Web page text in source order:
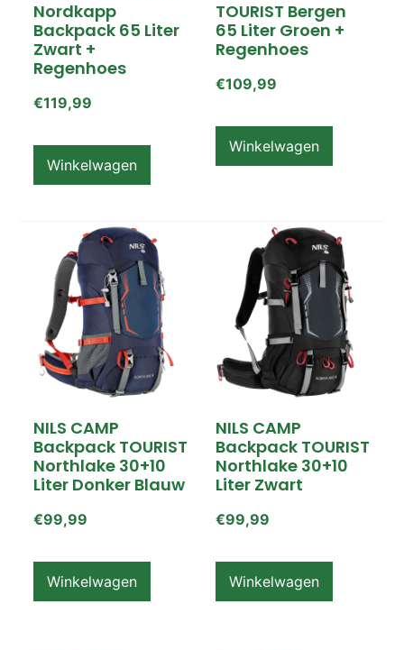
Op voorraad
Nordkapp
Backpack 65 Liter
Zwart +
Regenhoes
€119,99
Winkelwagen
TOURIST Bergen
65 Liter Groen +
Regenhoes
€109,99
Winkelwagen
NILS CAMP
Backpack TOURIST
Northlake 30+10
Liter Donker Blauw
€99,99
Winkelwagen
NILS CAMP
Backpack TOURIST
Northlake 30+10
Liter Zwart
€99,99
Winkelwagen